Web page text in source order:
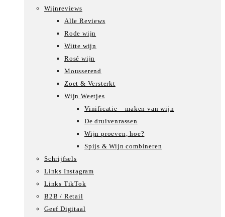
Wijnreviews
Alle Reviews
Rode wijn
Witte wijn
Rosé wijn
Mousserend
Zoet & Versterkt
Wijn Weetjes
Vinificatie – maken van wijn
De druivenrassen
Wijn proeven, hoe?
Spijs & Wijn combineren
Schrijfsels
Links Instagram
Links TikTok
B2B / Retail
Geef Digitaal